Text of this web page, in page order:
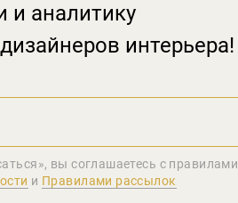
и аналитику
интерьера!
вы соглашаетеcь с правилами
и Правилами рассылок